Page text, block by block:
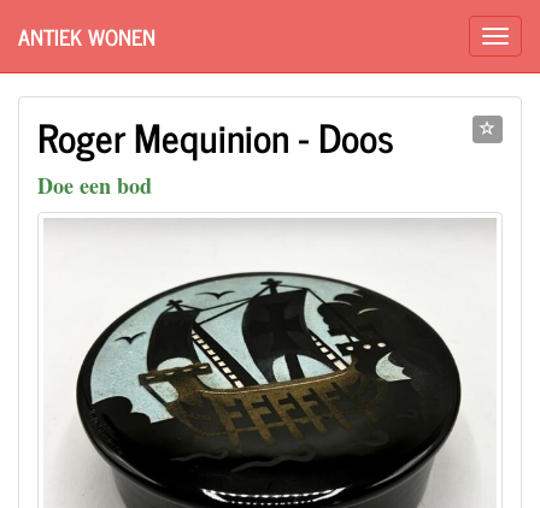
ANTIEK WONEN
Roger Mequinion - Doos
Doe een bod